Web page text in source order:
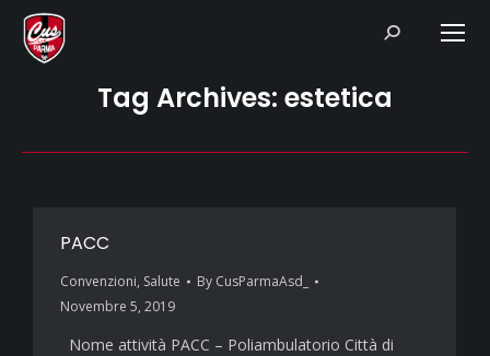
Search:
Tag Archives: estetica
PACC
Convenzioni, Salute By CusParmaAsd_
Novembre 5, 2019
Nome attività PACC – Poliambulatorio Città di